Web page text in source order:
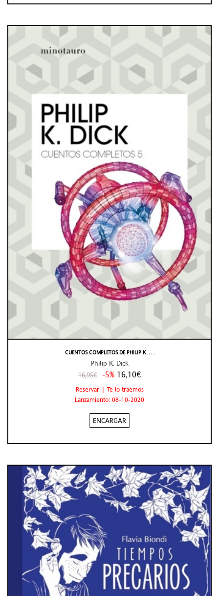
CUENTOS COMPLETOS DE PHILIP K. . . .
Philip K. Dick
16,95€ -5% 16,10€
Reservar | Te lo traemos
Lanzamiento: 08-10-2020
ENCARGAR